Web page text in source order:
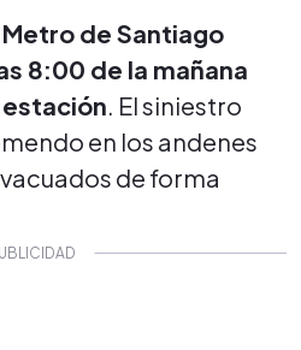
de Santiago
8:00 de la mañana
. El siniestro
en los andenes
de forma